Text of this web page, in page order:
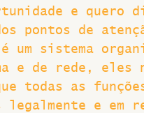
e quero
pontos de
um sistema
e de rede, eles
todas as
legalmente e em